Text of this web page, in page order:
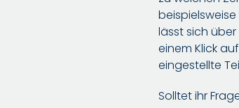
lässt sich
einem Klick
eingestellte
Solltet ihr